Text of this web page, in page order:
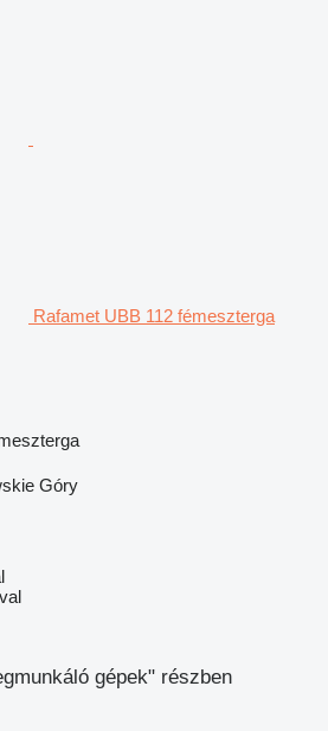
Rafamet UBB 112 fémeszterga
Góry
gépek" részben